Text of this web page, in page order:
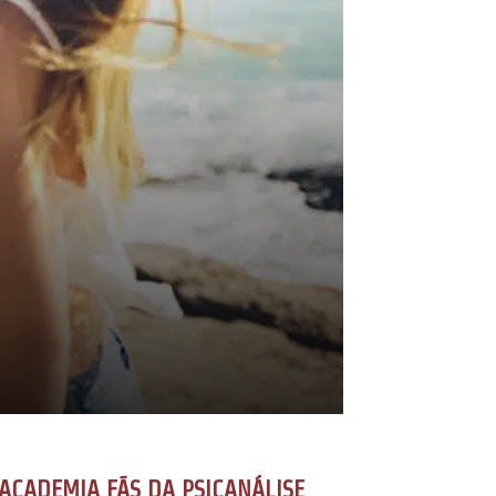
FÃS DA PSICANÁLISE